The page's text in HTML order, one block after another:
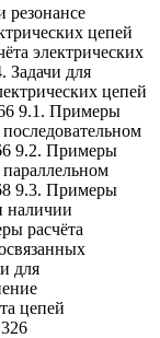
резонансе
цепей
электрических
Задачи для
цепей
9.1. Примеры
9.2. Примеры
9.3. Примеры
наличии
расчёта
для
цепей